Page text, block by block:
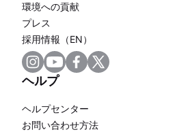
環境への貢献
プレス
採用情報（EN）
ヘルプ
ヘルプセンター
お問い合わせ方法